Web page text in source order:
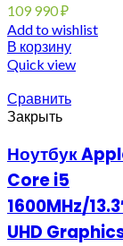
109 990₽
Add to wishlist
В корзину
Quick view
Сравнить
Закрыть
Ноутбук
Core i5
1600MHz/
UHD